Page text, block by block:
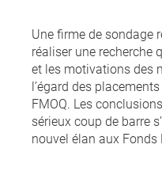
Une firme de sondage
réaliser une recherche
et les motivations des
l’égard des
FMOQ. Les
sérieux coup de barre
nouvel élan aux Fonds